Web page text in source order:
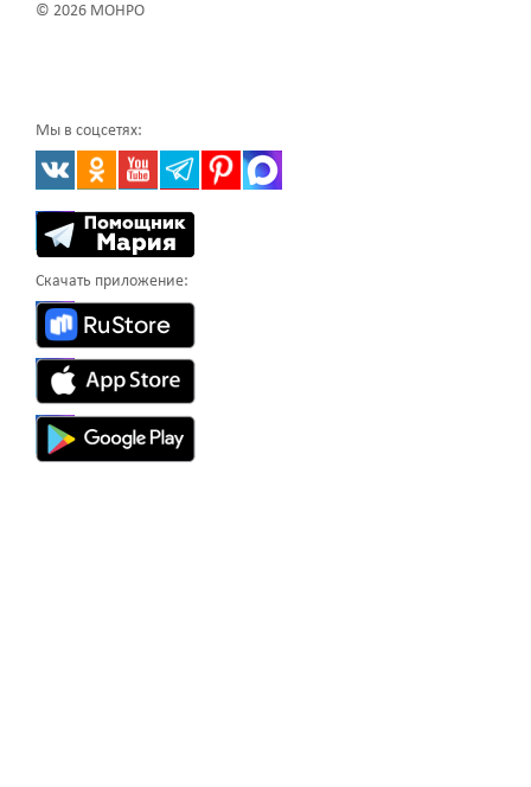
© 2026 МОНРО
Мы в соцсетях:
Скачать приложение: